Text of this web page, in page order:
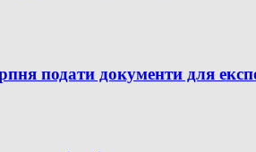
подати документи для